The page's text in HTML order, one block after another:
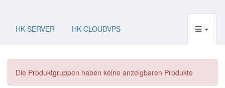
HK-SERVER HK-CLOUDVPS
Die Produktgruppen haben keine anzeigbaren Produkte